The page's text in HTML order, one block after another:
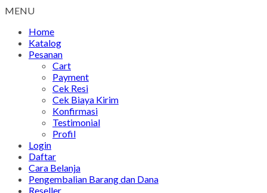
MENU
Home
Katalog
Pesanan
Cart
Payment
Cek Resi
Cek Biaya Kirim
Konfirmasi
Testimonial
Profil
Login
Daftar
Cara Belanja
Pengembalian Barang dan Dana
Reseller